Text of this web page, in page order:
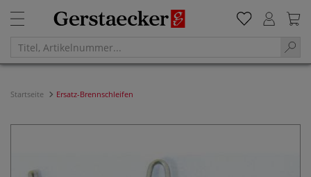
Startseite Ersatz-Brennschleifen